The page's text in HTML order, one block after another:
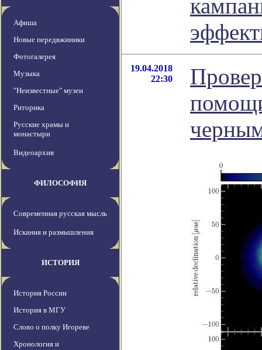
Афиша
Новые передвжиники
Фотогалерея
Музыка
"Неизвестные" музеи
Риторика
Русские храмы и
монастыри
Видеоархив
ФИЛОСОФИЯ
Современная русская мысль
Искания и размышления
ИСТОРИЯ
История России
История в МГУ
Слово о полку Игореве
Хронология и
19.04.2018
22:30